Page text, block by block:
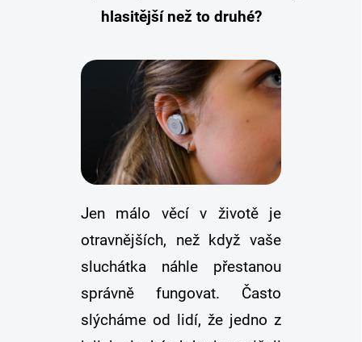
hlasitější než to druhé?
Jen málo věcí v životě je
otravnějších, než když vaše
sluchátka náhle přestanou
správně fungovat. Často
slýcháme od lidí, že jedno z